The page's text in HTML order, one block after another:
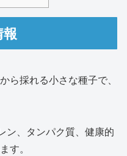
ら採れる小さな種子で、
ン、タンパク質、健康的
す。